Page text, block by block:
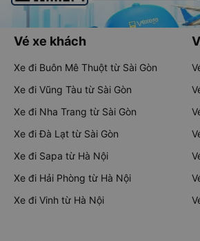
Vé xe khách
Xe đi Buôn Mê Thuột từ Sài Gòn
Xe đi Vũng Tàu từ Sài Gòn
Xe đi Nha Trang từ Sài Gòn
Xe đi Đà Lạt từ Sài Gòn
Xe đi Sapa từ Hà Nội
Xe đi Hải Phòng từ Hà Nội
Xe đi Vinh từ Hà Nội